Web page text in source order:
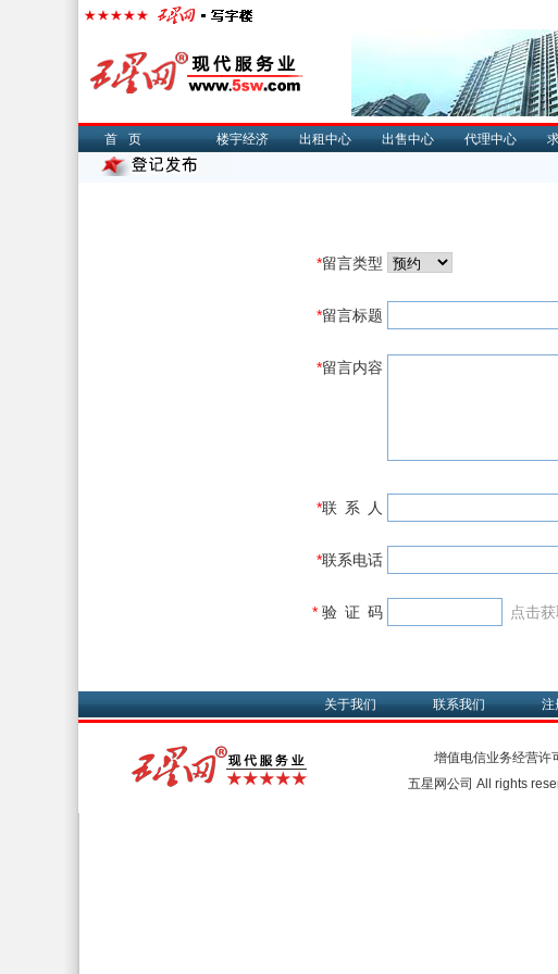
首页 楼宇经济 出租中心 出售中心 代理中心
*留言类型
*留言标题
*留言内容
*联 系 人
*联系电话
* 验 证 码 点击
关于我们 联系我们 注
增值电信业务经营许
五星网公司 All rights